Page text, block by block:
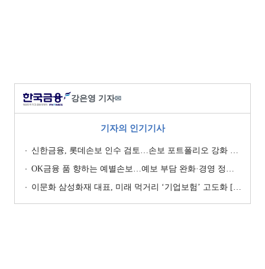
강은영 기자✉
기자의 인기기사
신한금융, 롯데손보 인수 검토…손보 포트폴리오 강화 승부수 [보험사 M&A 지형도]
OK금융 품 향하는 예별손보…예보 부담 완화·경영 정상화 기대 [예별손보 새 주인 찾기 ④]
이문화 삼성화재 대표, 미래 먹거리 ‘기업보험’ 고도화 [손보사 일반보험 전략 (1)]